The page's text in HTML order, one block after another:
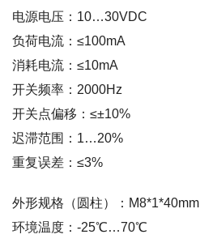
电源电压：10…30VDC
负荷电流：≤100mA
消耗电流：≤10mA
开关频率：2000Hz
开关点偏移：≤±10%
迟滞范围：1…20%
重复误差：≤3%
外形规格（圆柱）：M8*1*40mm
环境温度：-25℃…70℃